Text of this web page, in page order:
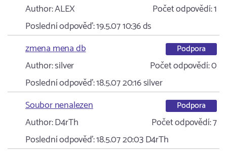
Author:ALEX Počet odpovědí:1
Poslední odpověď:19.5.07 10:36ds
zmena mena db
Podpora
Author:silver Počet odpovědí:0
Poslední odpověď:18.5.07 20:16silver
Soubor nenalezen
Podpora
Author:D4rTh Počet odpovědí:7
Poslední odpověď:18.5.07 20:03D4rTh